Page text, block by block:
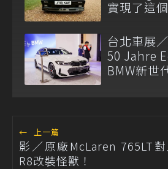
實現了這
台北車展
50 Jahre
BMW新世
← 上一篇
影／原廠McLaren 765LT
R8改裝怪獸！